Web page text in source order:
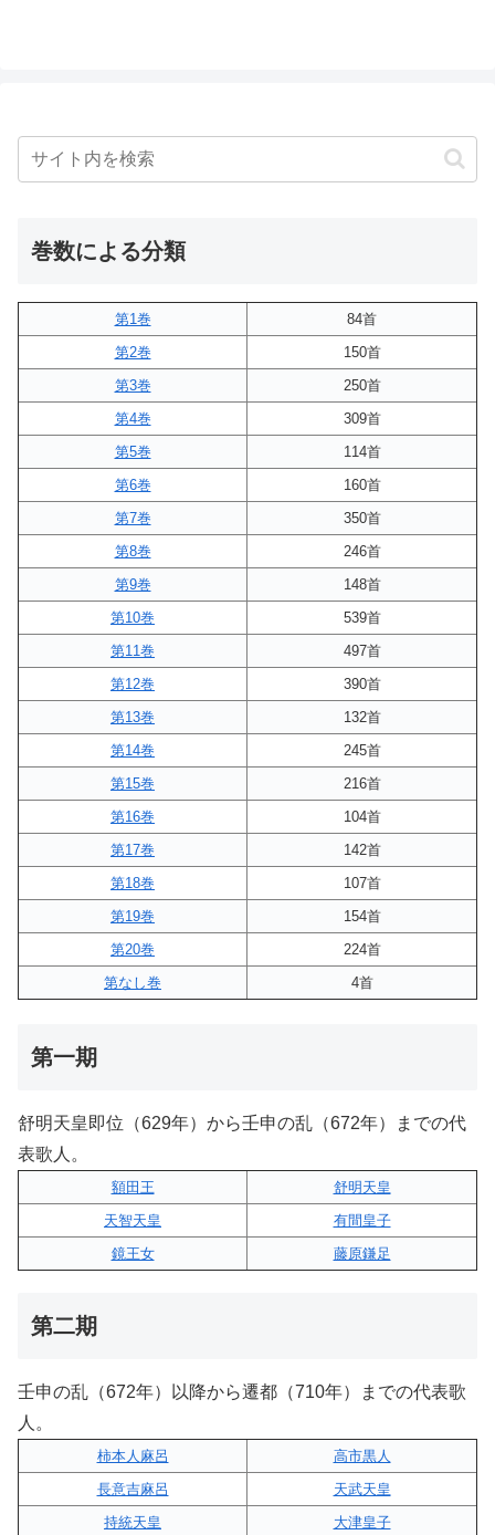
巻数による分類
第1巻
84首
第2巻
150首
第3巻
250首
第4巻
309首
第5巻
114首
第6巻
160首
第7巻
350首
第8巻
246首
第9巻
148首
第10巻
539首
第11巻
497首
第12巻
390首
第13巻
132首
第14巻
245首
第15巻
216首
第16巻
104首
第17巻
142首
第18巻
107首
第19巻
154首
第20巻
224首
第なし巻
4首
第一期
舒明天皇即位（629年）から壬申の乱（672年）までの代
表歌人。
額田王
舒明天皇
天智天皇
有間皇子
鏡王女
藤原鎌足
第二期
壬申の乱（672年）以降から遷都（710年）までの代表歌
人。
柿本人麻呂
高市黒人
長意吉麻呂
天武天皇
持統天皇
大津皇子